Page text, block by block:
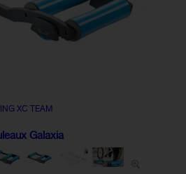
XC TEAM
Galaxia